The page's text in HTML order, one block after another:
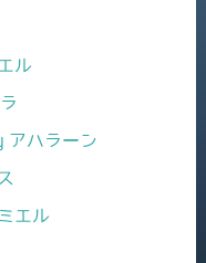
ル
アハラーン
エル